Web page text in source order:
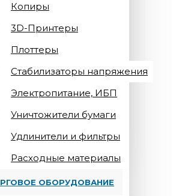
Копиры
3D-Принтеры
Плоттеры
Стабилизаторы напряжения
Электропитание, ИБП
Уничтожители бумаги
Удлинители и фильтры
Расходные материалы
ОБОРУДОВАНИЕ